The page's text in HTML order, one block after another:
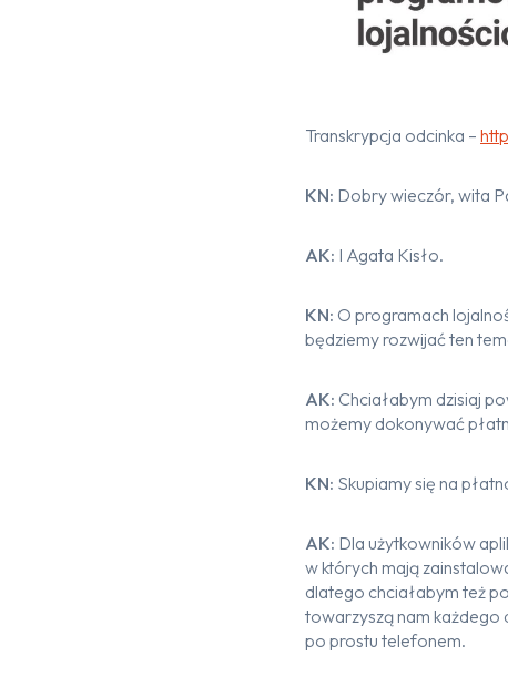
Transkrypcja odcinka –
KN: Dobry wieczór, wita
AK: I Agata Kisło.
KN: O programach
będziemy rozwijać ten
AK: Chciałabym dzisiaj
możemy dokonywać
KN: Skupiamy się na
AK: Dla użytkowników
w których mają
dlatego chciałabym też
towarzyszą nam każdego
po prostu telefonem.